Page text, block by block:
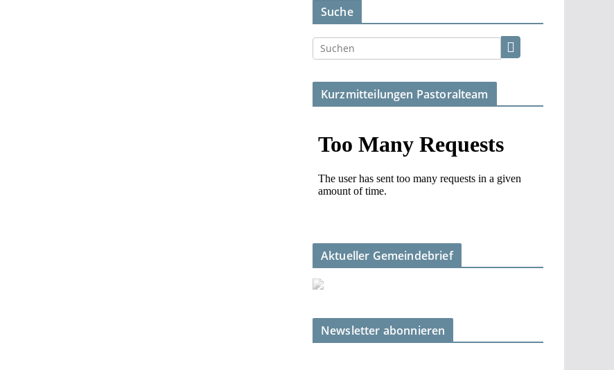
Suche
Kurzmitteilungen Pastoralteam
Aktueller Gemeindebrief
Newsletter abonnieren